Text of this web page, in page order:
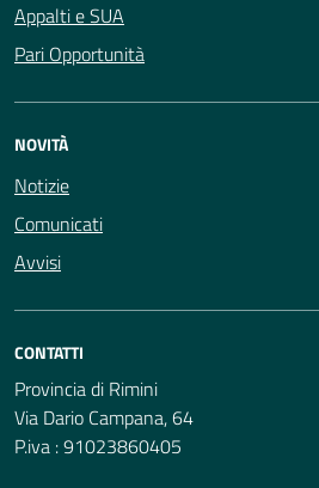
Appalti e SUA
Pari Opportunità
NOVITÀ
Notizie
Comunicati
Avvisi
CONTATTI
Provincia di Rimini
Via Dario Campana, 64
P.iva : 91023860405